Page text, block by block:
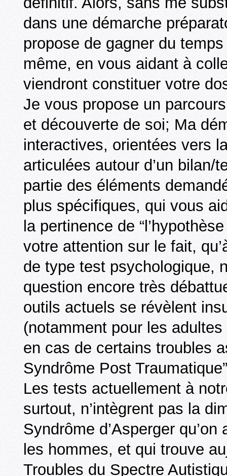
dans une démarche
propose de gagner du
même, en vous aidant à
viendront constituer votre
Je vous propose un
et découverte de soi; Ma
interactives, orientées vers
articulées autour d’un bilan/
partie des éléments
plus spécifiques, qui vous
la pertinence de
votre attention sur le fait,
de type test psychologique,
question encore très
outils actuels se révèlent
(notamment pour les
en cas de certains troubles
Syndrôme Post
Les tests actuellement à
surtout, n’intègrent pas la
Syndrôme d’Asperger
les hommes, et qui trouve
Troubles du Spectre